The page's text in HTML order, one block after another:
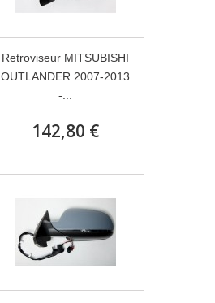
Retroviseur MITSUBISHI
OUTLANDER 2007-2013
-...
142,80 €